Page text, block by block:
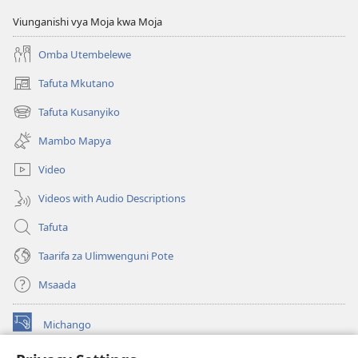
Viunganishi vya Moja kwa Moja
Omba Utembelewe
Tafuta Mkutano
(opens
new
window)
Tafuta Kusanyiko
(opens
new
window)
Mambo Mapya
Video
Videos with Audio Descriptions
Tafuta
Taarifa za Ulimwenguni Pote
Msaada
Michango
(opens